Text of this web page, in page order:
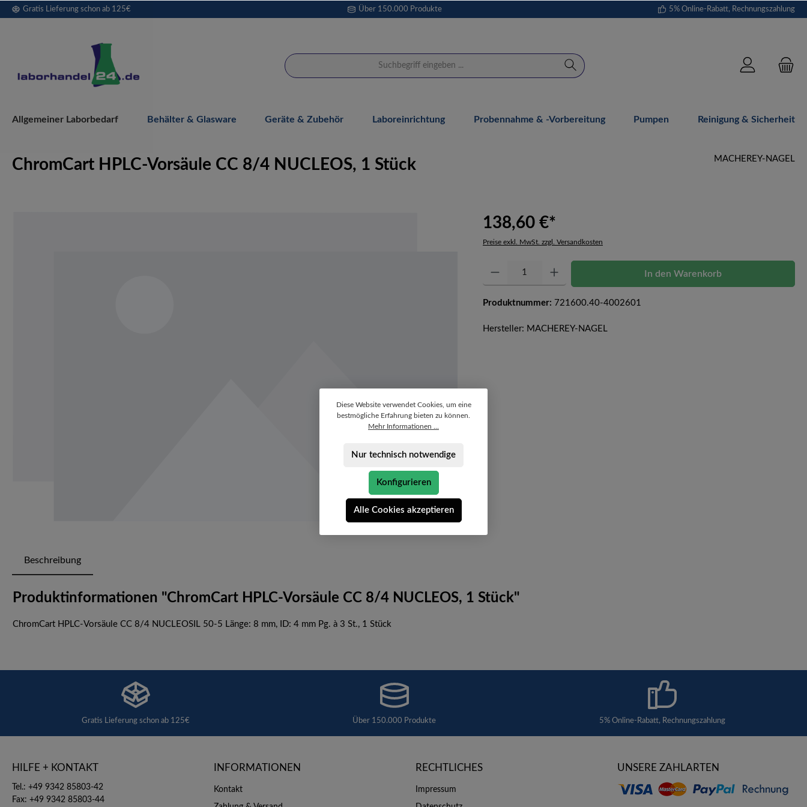
Zur Hauptnavigation springen
Gratis Lieferung schon ab 125€ Über 150.000 Produkte 5% Online-Rabatt, Rechnungszahlung
Allgemeiner Laborbedarf Behälter & Glasware Geräte & Zubehör Laboreinrichtung Probennahme & -vorbereitung Pumpen Reinigung & Sicherheit
ChromCart HPLC-Vorsäule CC 8/4 NUCLEOS, 1 Stück MACHEREY-NAGEL
138,60 €*
Preise exkl. MwSt. zzgl. Versandkosten
Produkt Anzahl: Gib den gewünschten Wert ein oder benutze die Schaltflächen um die Anzahl zu
In den Warenkorb
Produktnummer: 721600.40-4002601
Hersteller: MACHEREY-NAGEL
Beschreibung
Produktinformationen "ChromCart HPLC-Vorsäule CC 8/4 NUCLEOS, 1 Stück"
ChromCart HPLC-Vorsäule CC 8/4 NUCLEOSIL 50-5 Länge: 8 mm, ID: 4 mm Pg. à 3 St., 1 Stück
Gratis Lieferung schon ab 125€ Über 150.000 Produkte 5% Online-Rabatt, Rechnungszahlung
HILFE + KONTAKT
Tel.: +49 9342 85803-42
Fax: +49 9342 85803-44
INFORMATIONEN
Kontakt
RECHTLICHES
Impressum
UNSERE ZAHLARTEN
Diese Website verwendet Cookies, um eine
bestmögliche Erfahrung bieten zu können.
Mehr Informationen ...
Nur technisch notwendige
Konfigurieren
Alle Cookies akzeptieren